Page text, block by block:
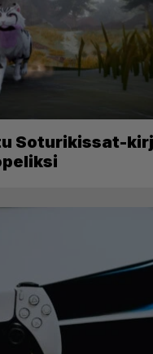
Soturikissat-